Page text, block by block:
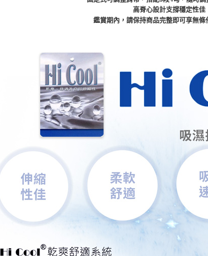
高脊心設計支撐穩定性佳
鑑賞期內， 請保持商品完整即可享無條